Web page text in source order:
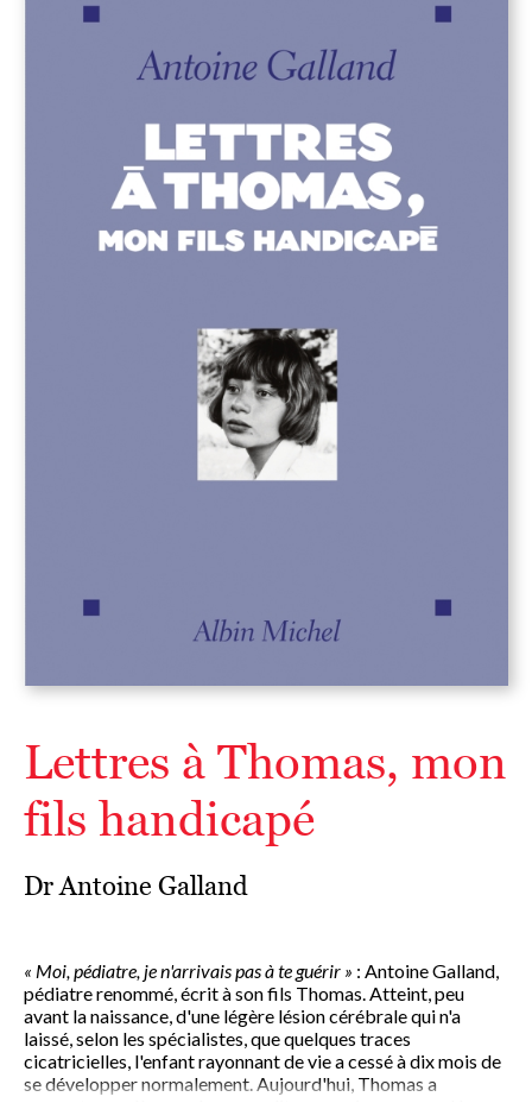
Lettres à Thomas, mon
fils handicapé
Dr Antoine Galland
« Moi, pédiatre, je n'arrivais pas à te guérir » : Antoine Galland,
pédiatre renommé, écrit à son fils Thomas. Atteint, peu
avant la naissance, d'une légère lésion cérébrale qui n'a
laissé, selon les spécialistes, que quelques traces
cicatricielles, l'enfant rayonnant de vie a cessé à dix mois de
se développer normalement. Aujourd'hui, Thomas a